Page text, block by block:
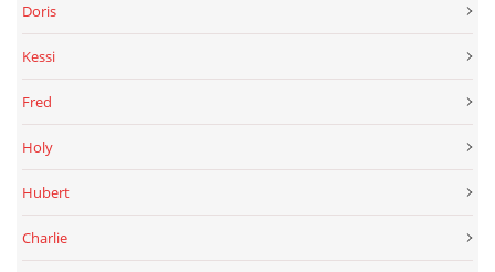
Doris
Kessi
Fred
Holy
Hubert
Charlie